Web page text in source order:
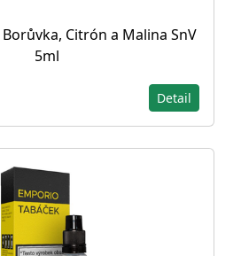
Citrón a Malina SnV
5ml
Detail